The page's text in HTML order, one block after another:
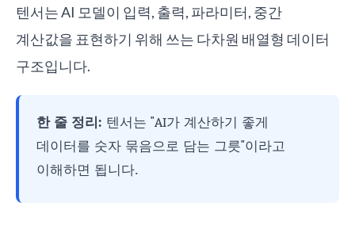
텐서는 AI 모델이 입력, 출력, 파라미터, 중간
계산값을 표현하기 위해 쓰는 다차원 배열형 데이터
구조입니다.
한 줄 정리: 텐서는 "AI가 계산하기 좋게
데이터를 숫자 묶음으로 담는 그릇"이라고
이해하면 됩니다.